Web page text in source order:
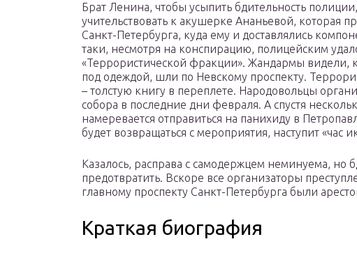
Брат Ленина, чтобы усыпить бдительность
учительствовать к акушерке Ананьевой, которая
Санкт-Петербурга, куда ему и доставлялись
таки, несмотря на конспирацию, полицейским
«Террористической фракции». Жандармы видели,
под одеждой, шли по Невскому проспекту.
– толстую книгу в переплете. Народовольцы
собора в последние дни февраля. А спустя
намеревается отправиться на панихиду в
будет возвращаться с мероприятия, наступит «час
Казалось, расправа с самодержцем неминуема, но
предотвратить. Вскоре все организаторы
главному проспекту Санкт-Петербурга были
Краткая биография